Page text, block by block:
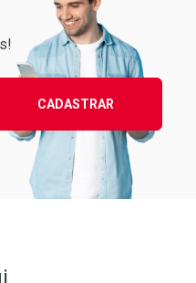
as melhores
CADASTRAR